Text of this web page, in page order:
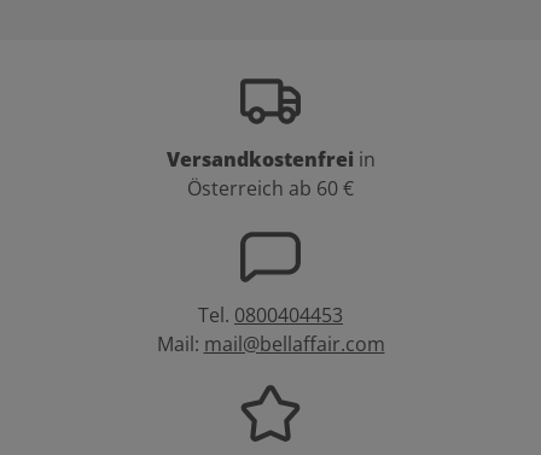
Versandkostenfrei in
Österreich ab 60 €
Tel. 0800404453
Mail: mail@bellaffair.com